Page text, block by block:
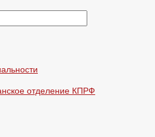
отделение КПРФ